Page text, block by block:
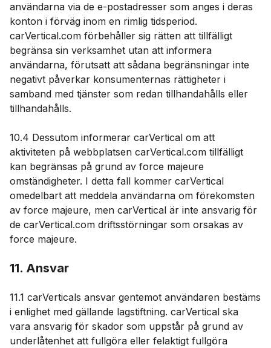
användarna via de e-postadresser som anges i deras
konton i förväg inom en rimlig tidsperiod.
carVertical.com förbehåller sig rätten att tillfälligt
begränsa sin verksamhet utan att informera
användarna, förutsatt att sådana begränsningar inte
negativt påverkar konsumenternas rättigheter i
samband med tjänster som redan tillhandahålls eller
tillhandahålls.
10.4 Dessutom informerar carVertical om att
aktiviteten på webbplatsen carVertical.com tillfälligt
kan begränsas på grund av force majeure
omständigheter. I detta fall kommer carVertical
omedelbart att meddela användarna om förekomsten
av force majeure, men carVertical är inte ansvarig för
de carVertical.com driftsstörningar som orsakas av
force majeure.
11. Ansvar
11.1 carVerticals ansvar gentemot användaren bestäms
i enlighet med gällande lagstiftning. carVertical ska
vara ansvarig för skador som uppstår på grund av
underlåtenhet att fullgöra eller felaktigt fullgöra